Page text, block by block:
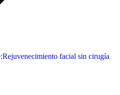
Rejuvenecimiento facial sin cirugía